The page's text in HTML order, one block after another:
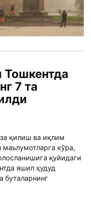
Тошкентда
7 та
қилиш ва иқлим
кўра,
қуйидаги
яшил ҳудуд
буталарнинг